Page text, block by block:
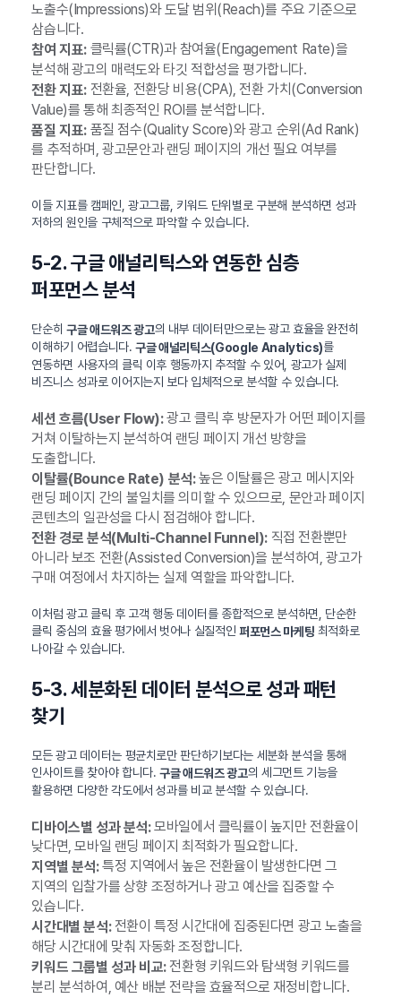
노출수(Impressions)와 도달 범위(Reach)를 주요 기준으로
삼습니다.
참여 지표:클릭률(CTR)과 참여율(Engagement Rate)을
분석해 광고의 매력도와 타깃 적합성을 평가합니다.
전환 지표:전환율, 전환당 비용(CPA), 전환 가치(Conversion
Value)를 통해 최종적인 ROI를 분석합니다.
품질 지표:품질 점수(Quality Score)와 광고 순위(Ad Rank)
를 추적하며, 광고문안과 랜딩 페이지의 개선 필요 여부를
판단합니다.
이들 지표를 캠페인, 광고그룹, 키워드 단위별로 구분해 분석하면 성과
저하의 원인을 구체적으로 파악할 수 있습니다.
5-2. 구글 애널리틱스와 연동한 심층
퍼포먼스 분석
단순히 구글 애드워즈 광고의 내부 데이터만으로는 광고 효율을 완전히
이해하기 어렵습니다.구글 애널리틱스(Google Analytics)를
연동하면 사용자의 클릭 이후 행동까지 추적할 수 있어, 광고가 실제
비즈니스 성과로 이어지는지 보다 입체적으로 분석할 수 있습니다.
세션 흐름(User Flow):광고 클릭 후 방문자가 어떤 페이지를
거쳐 이탈하는지 분석하여 랜딩 페이지 개선 방향을
도출합니다.
이탈률(Bounce Rate) 분석:높은 이탈률은 광고 메시지와
랜딩 페이지 간의 불일치를 의미할 수 있으므로, 문안과 페이지
콘텐츠의 일관성을 다시 점검해야 합니다.
전환 경로 분석(Multi-Channel Funnel):직접 전환뿐만
아니라 보조 전환(Assisted Conversion)을 분석하여, 광고가
구매 여정에서 차지하는 실제 역할을 파악합니다.
이처럼 광고 클릭 후 고객 행동 데이터를 종합적으로 분석하면, 단순한
클릭 중심의 효율 평가에서 벗어나 실질적인 퍼포먼스 마케팅 최적화로
나아갈 수 있습니다.
5-3. 세분화된 데이터 분석으로 성과 패턴
찾기
모든 광고 데이터는 평균치로만 판단하기보다는 세분화 분석을 통해
인사이트를 찾아야 합니다.구글 애드워즈 광고의 세그먼트 기능을
활용하면 다양한 각도에서 성과를 비교 분석할 수 있습니다.
디바이스별 성과 분석:모바일에서 클릭률이 높지만 전환율이
낮다면, 모바일 랜딩 페이지 최적화가 필요합니다.
지역별 분석:특정 지역에서 높은 전환율이 발생한다면 그
지역의 입찰가를 상향 조정하거나 광고 예산을 집중할 수
있습니다.
시간대별 분석:전환이 특정 시간대에 집중된다면 광고 노출을
해당 시간대에 맞춰 자동화 조정합니다.
키워드 그룹별 성과 비교:전환형 키워드와 탐색형 키워드를
분리 분석하여, 예산 배분 전략을 효율적으로 재정비합니다.